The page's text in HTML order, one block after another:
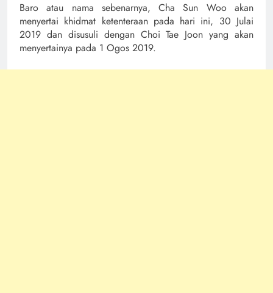
Baro atau nama sebenarnya, Cha Sun Woo akan
menyertai khidmat ketenteraan pada hari ini, 30 Julai
2019 dan disusuli dengan Choi Tae Joon yang akan
menyertainya pada 1 Ogos 2019.